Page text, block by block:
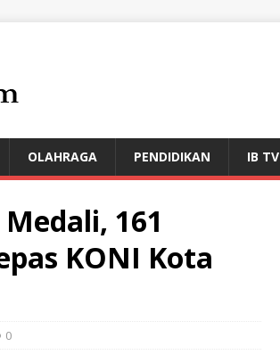
OLAHRAGA PENDIDIKAN IB TV
161
KONI Kota
0